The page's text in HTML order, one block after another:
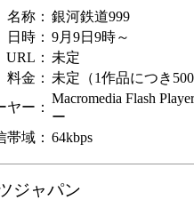
名称： 銀河鉄道999
日時： 9月9日9時～
URL： 未定
料金： 未定（1作品につき
ヤー：
Macromedia Flash
ー
帯域： 64kbps
ジャパン